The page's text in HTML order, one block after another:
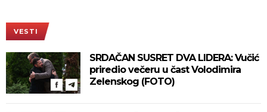
VESTI
SRDAČAN SUSRET DVA LIDERA: Vučić
priredio večeru u čast Volodimira
Zelenskog (FOTO)